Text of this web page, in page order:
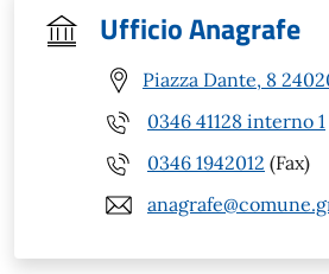
Ufficio Anagrafe
Piazza Dante, 8
0346 41128 interno 1
0346 1942012 (Fax)